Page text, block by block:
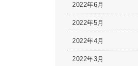
2022年6月
2022年5月
2022年4月
2022年3月